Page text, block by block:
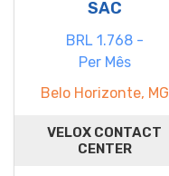
SAC
BRL 1.768 -
Per Mês
Belo Horizonte, MG
VELOX CONTACT
CENTER